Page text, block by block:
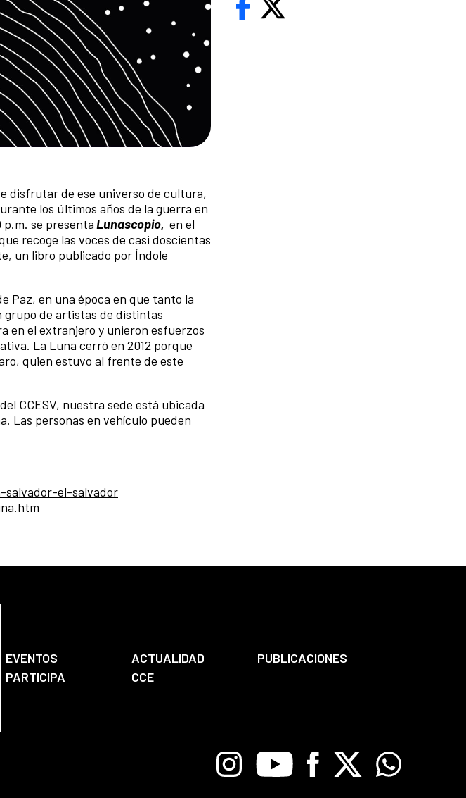
disfrutar de ese universo de cultura,
los últimos años de la guerra en
p.m. se presentaLunascopio, en el
recoge las voces de casi doscientas
un libro publicado por Índole
Paz, en una época en que tanto la
grupo de artistas de distintas
en el extranjero y unieron esfuerzos
La Luna cerró en 2012 porque
quien estuvo al frente de este
CCESV, nuestra sede está ubicada
Las personas en vehículo pueden
el-salvador
EVENTOS ACTUALIDAD
PUBLICACIONES
PARTICIPA
CCE
InstagramYoutube Facebook
X Whatsapp